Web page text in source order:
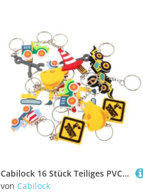
Cabilock 16 Stück Teiliges PVC Baustellen-schlüsselanhänger Robuste Traktor- Bagger Bulldozer-anhänger als Geburtstags-partygeschenke für Leichte Langlebige Schlüsselringe und
von Cabilock